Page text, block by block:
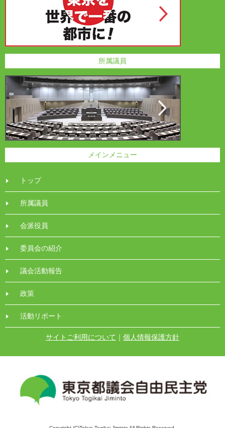
所属議員
メインメニュー
トップ
所属議員
会派役員
委員会の紹介
議会活動報告
政策
活動リポート
サイトご利用について ｜ 個人情報保護方針